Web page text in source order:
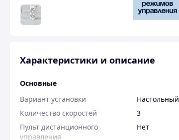
Характеристики и описание
Основные
Вариант установки
Настольный
Количество скоростей
3
Пульт дистанционного
управления
Нет